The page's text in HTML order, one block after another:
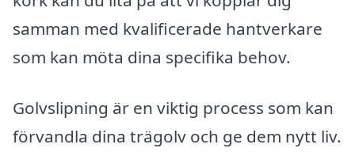
samman med kvalificerade hantverkare
som kan möta dina specifika behov.
Golvslipning är en viktig process som kan
förvandla dina trägolv och ge dem nytt liv.